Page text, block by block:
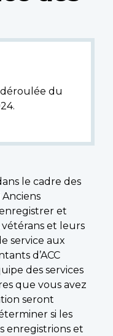
du
le cadre des
et
et leurs
service aux
d’ACC
des services
que vous avez
seront
si les
enregistrions et